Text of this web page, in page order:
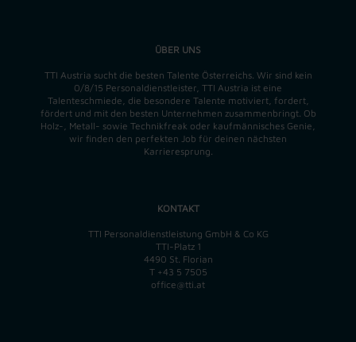
ÜBER UNS
TTI Austria sucht die besten Talente Österreichs. Wir sind kein
0/8/15 Personaldienstleister, TTI Austria ist eine
Talenteschmiede, die besondere Talente motiviert, fordert,
fördert und mit den besten Unternehmen zusammenbringt. Ob
Holz-, Metall- sowie Technikfreak oder kaufmännisches Genie,
wir finden den perfekten Job für deinen nächsten
Karrieresprung.
KONTAKT
TTI Personaldienstleistung GmbH & Co KG
TTI-Platz 1
4490 St. Florian
T +43 5 7505
office@tti.at